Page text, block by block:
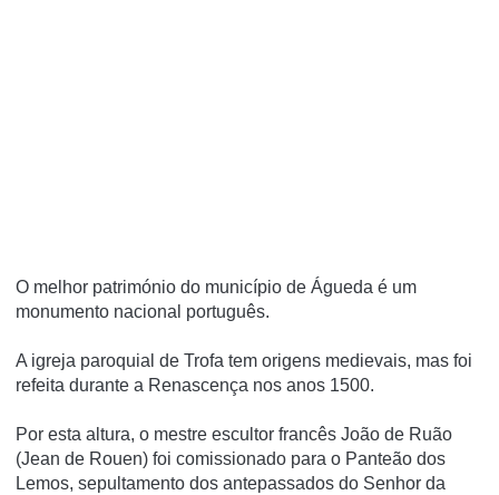
O melhor património do município de Águeda é um
monumento nacional português.
A igreja paroquial de Trofa tem origens medievais, mas foi
refeita durante a Renascença nos anos 1500.
Por esta altura, o mestre escultor francês João de Ruão
(Jean de Rouen) foi comissionado para o Panteão dos
Lemos, sepultamento dos antepassados do Senhor da